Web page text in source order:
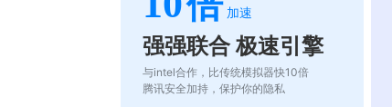
加速
强强联合 极速引擎
与intel合作，比传统模拟器快10倍
腾讯安全加持，保护你的隐私